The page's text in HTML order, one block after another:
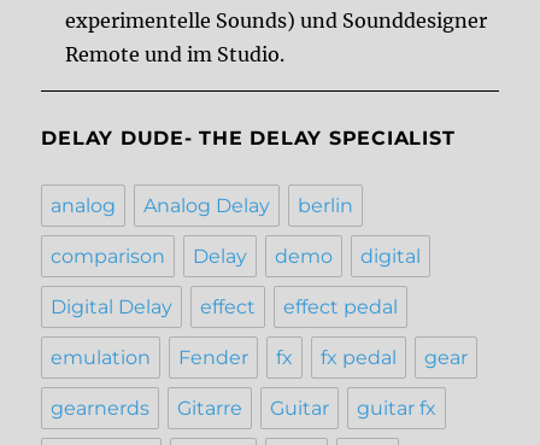
experimentelle Sounds) und Sounddesigner
Remote und im Studio.
DELAY DUDE- THE DELAY SPECIALIST
analog Analog Delay berlin
comparison Delay demo digital
Digital Delay effect effect pedal
emulation Fender fx fx pedal gear
gearnerds Gitarre Guitar guitar fx